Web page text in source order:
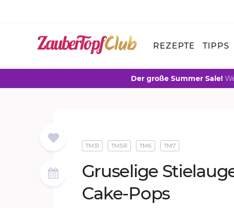
REZEPTE TIPPS
Der große Summer Sale!
TM31 TM5® TM6 TM7
Gru­se­li­ge
Cake-Pops